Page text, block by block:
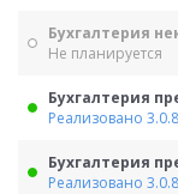
Бухгалтерия
Не планируется
Бухгалтерия
Реализовано
Бухгалтерия
Реализовано